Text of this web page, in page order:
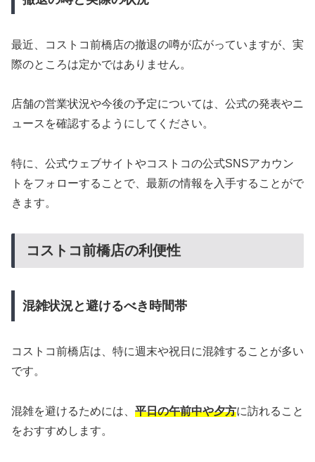
最近、コストコ前橋店の撤退の噂が広がっていますが、実
際のところは定かではありません。
店舗の営業状況や今後の予定については、公式の発表やニ
ュースを確認するようにしてください。
特に、公式ウェブサイトやコストコの公式SNSアカウン
トをフォローすることで、最新の情報を入手することがで
きます。
コストコ前橋店の利便性
混雑状況と避けるべき時間帯
コストコ前橋店は、特に週末や祝日に混雑することが多い
です。
混雑を避けるためには、 平日の午前中や夕方に訪れること
をおすすめします。